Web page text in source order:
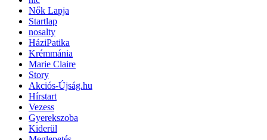
Nők Lapja
Startlap
nosalty
HáziPatika
Krémmánia
Marie Claire
Story
Akciós-Újság.hu
Hírstart
Vezess
Gyerekszoba
Kiderül